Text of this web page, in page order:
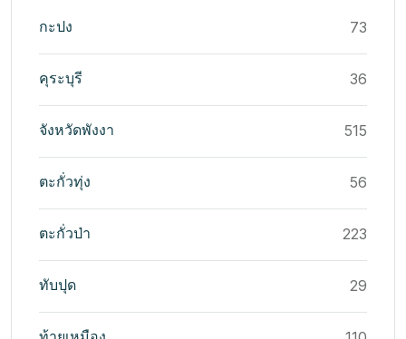
กะปง 73
คุระบุรี 36
จังหวัดพังงา 515
ตะกั่วทุ่ง 56
ตะกั่วป่า 223
ทับปุด 29